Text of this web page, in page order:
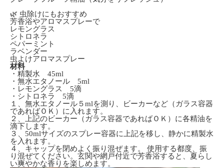
🌿 虫除けにもおすすめ
芳香浴やアロマスプレーで
レモングラス
シトロネラ
ペパーミント
ラベンダー
虫よけアロマスプレー
材料
・精製水 45ml
・無水エタノール 5ml
・レモングラス 5滴
・シトロネラ 5滴
１、無水エタノール５mlを測り、ビーカーなど（ガラス容器
であればＯＫ）に入れます。
２、上記のビーカー（ガラス容器であればＯＫ）に各精油を
滴下します。
３、50mlサイズのスプレー容器に上記を移し、静かに精製水
を入れます。
４、キャップを閉めよく振り混ぜます。 使用する都度、振
り混ぜてください。玄関や網戸付近で芳香浴すると、夏らし
い爽やかな香りを楽しめます。